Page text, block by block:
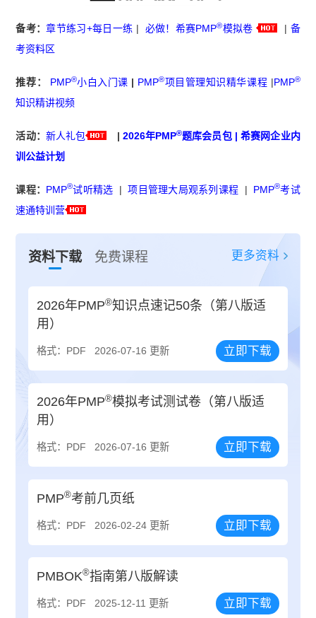
备考：章节练习+每日一练 | 必做！希赛PMP®模拟卷 | 备
考资料区
推荐： PMP®小白入门课 | PMP®项目管理知识精华课程 |PMP®
知识精讲视频
活动： 新人礼包 | 2026年PMP®题库会员包 | 希赛网企业内
训公益计划
课程： PMP®试听精选 |项目管理大局观系列课程 | PMP®考试
速通特训营
资料下载 免费课程 更多资料
2026年PMP®知识点速记50条（第八版适
用）
格式：PDF 2026-07-16 更新 立即下载
2026年PMP®模拟考试测试卷（第八版适
用）
格式：PDF 2026-07-16 更新 立即下载
PMP®考前几页纸
格式：PDF 2026-02-24 更新 立即下载
PMBOK®指南第八版解读
格式：PDF 2025-12-11 更新 立即下载